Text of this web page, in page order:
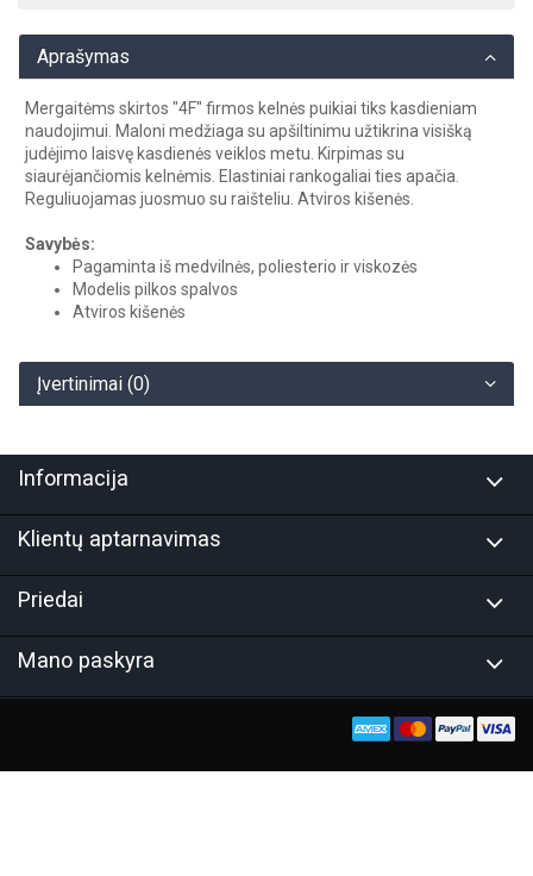
Aprašymas
Mergaitėms skirtos "4F" firmos kelnės puikiai tiks kasdieniam
naudojimui. Maloni medžiaga su apšiltinimu užtikrina visišką
judėjimo laisvę kasdienės veiklos metu. Kirpimas su
siaurėjančiomis kelnėmis. Elastiniai rankogaliai ties apačia.
Reguliuojamas juosmuo su raišteliu. Atviros kišenės.
Savybės:
Pagaminta iš medvilnės, poliesterio ir viskozės
Modelis pilkos spalvos
Atviros kišenės
Įvertinimai (0)
Informacija
Klientų aptarnavimas
Priedai
Mano paskyra